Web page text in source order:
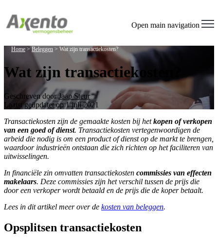
Open main navigation
Home >Beleggen > Wat zijn transactiekosten?
Wat zijn transactiekosten?
Geschreven doorJaap Steur
Laatst geüpdatet op 1 juli 2021
Transactiekosten zijn de gemaakte kosten bij hetkopen of verkopen
van een goed of dienst. Transactiekosten vertegenwoordigen de
arbeid die nodig is om een product of dienst op de markt te brengen,
waardoor industrieën ontstaan die zich richten op het faciliteren van
uitwisselingen.
In financiële zin omvatten transactiekosten commissies van effecten
makelaars. Deze commissies zijn het verschil tussen de prijs die
door een verkoper wordt betaald en de prijs die de koper betaalt.
Lees in dit artikel meer over de kosten van beleggen.
Opsplitsen transactiekosten